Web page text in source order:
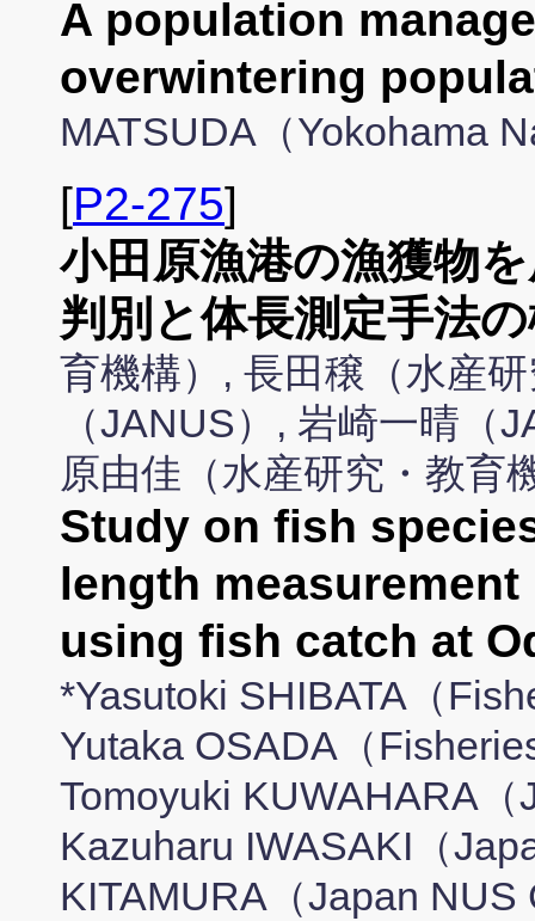
A population
overwintering
MATSUDA（Yokohama
[P2-275]
小田原漁港の漁獲物
判別と体長測定手法
育機構）, 長田穣（水産
（JANUS）, 岩崎一晴（
原由佳（水産研究・教育
Study on fish
length
using fish catch at
*Yasutoki SHIBATA（
Yutaka OSADA（
Tomoyuki KUWAHARA
Kazuharu IWASAKI（
KITAMURA（Japan NUS